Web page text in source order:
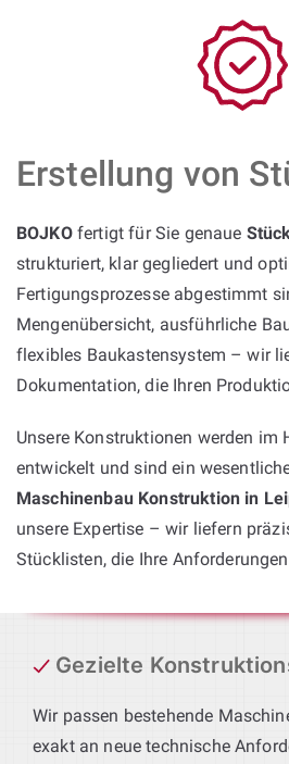
Erstellung von
BOJKOfertigt für Sie genaue
strukturiert, klar gegliedert und
Fertigungsprozesse abgestimmt
Mengenübersicht, ausführliche
flexibles Baukastensystem – wir
Dokumentation, die Ihren
Unsere Konstruktionen werden im
entwickelt und sind ein
Maschinenbau Konstruktion in
unsere Expertise – wir liefern
Stücklisten, die Ihre
Gezielte
Wir passen bestehende
exakt an neue technische